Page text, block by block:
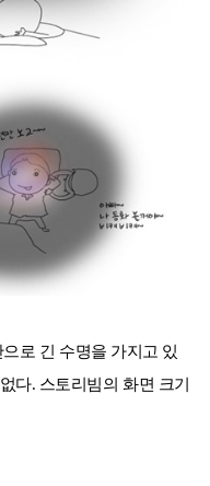
로 긴 수명을 가지고 있
다. 스토리빔의 화면 크기